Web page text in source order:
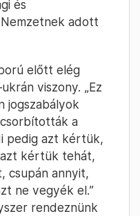
és
adott
előtt elég
viszony. „Ez
jogszabályok
a
pedig azt kértük,
kértük tehát,
csupán annyit,
ne vegyék el.”
rendeznünk